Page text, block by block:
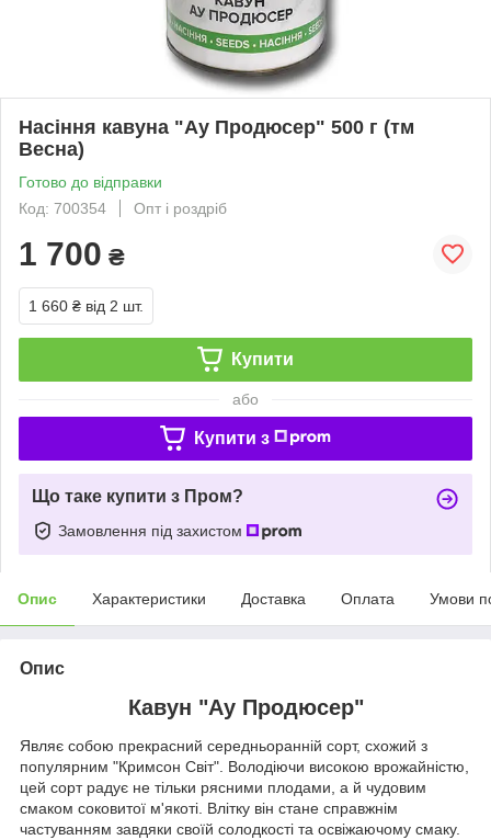
Насіння кавуна "Ау Продюсер" 500 г (тм
Весна)
Готово до відправки
Код: 700354
Опт і роздріб
1 700 ₴
1 660 ₴ від 2 шт.
Купити
або
Купити з
Що таке купити з Пром?
Замовлення під захистом
Опис Характеристики Доставка Оплата Умови
Опис
Кавун "Ау Продюсер"
Являє собою прекрасний середньоранній сорт, схожий з
популярним "Кримсон Світ". Володіючи високою врожайністю,
цей сорт радує не тільки рясними плодами, а й чудовим
смаком соковитої м'якоті. Влітку він стане справжнім
частуванням завдяки своїй солодкості та освіжаючому смаку.